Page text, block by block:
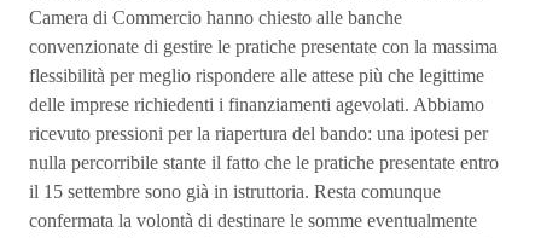
Camera di Commercio hanno chiesto alle banche
convenzionate di gestire le pratiche presentate con la massima
flessibilità per meglio rispondere alle attese più che legittime
delle imprese richiedenti i finanziamenti agevolati. Abbiamo
ricevuto pressioni per la riapertura del bando: una ipotesi per
nulla percorribile stante il fatto che le pratiche presentate entro
il 15 settembre sono già in istruttoria. Resta comunque
confermata la volontà di destinare le somme eventualmente